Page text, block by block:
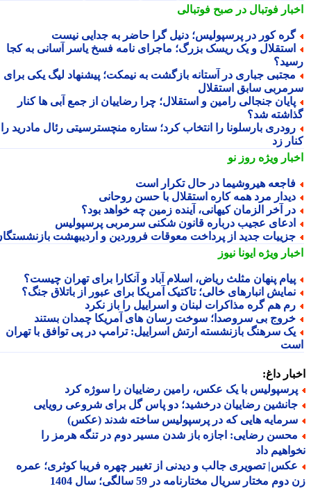
فوتبال در صبح فوتبالی
کور در پرسپولیس؛ دنیل گرا حاضر به جدایی نیست
و یک ریسک بزرگ؛ ماجرای نامه فسخ یاسر آسانی به کجا
جباری در آستانه بازگشت به نیمکت؛ پیشنهاد لیگ یکی برای
سابق استقلال
جنجالی رامین و استقلال؛ چرا رضاییان از جمع آبی ها کنار
شد؟
بارسلونا را انتخاب کرد؛ ستاره منچسترسیتی رئال مادرید را
زد
ویژهروز نو
هیروشیما در حال تکرار است
مرد همه کاره استقلال با حسن روحانی
آخر الزمان کیهانی، آینده زمین چه خواهد بود؟
عجیب درباره قانون شکنی سرمربی پرسپولیس
جدید از پرداخت معوقات فروردین و اردیبهشت بازنشستگان
ویژهایونا نیوز
پنهان مثلث ریاض، اسلام آباد و آنکارا برای تهران چیست؟
انبارهای خالی؛ تاکتیک آمریکا برای عبور از باتلاق جنگ؟
هم گره مذاکرات لبنان و اسراییل را باز نکرد
بی سروصدا؛ سوخت رسان های آمریکا چمدان بستند
سرهنگ بازنشسته ارتش اسراییل: ترامپ در پی توافق با تهران
داغ:
با یک عکس، رامین رضاییان را سوژه کرد
رضاییان درخشید؛ دو پاس گل برای شروعی رویایی
هایی که در پرسپولیس ساخته شدند (عکس)
رضایی: اجازه باز شدن مسیر دوم در تنگه هرمز را
داد
تصویری جالب و دیدنی از تغییر چهره فریبا کوثری؛ عمره
مختار سریال مختارنامه در 59 سالگی؛ سال 1404